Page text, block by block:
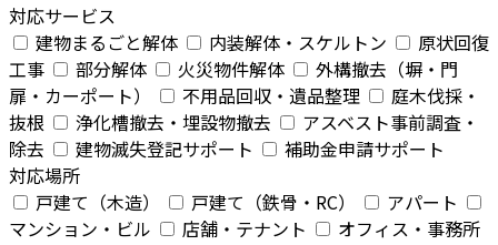
対応サービス
建物まるごと解体
内装解体・スケルトン
原状回復
工事
部分解体 火災物件解体
外構撤去（塀・門
扉・カーポート）
不用品回収・遺品整理
庭木伐採・
抜根
浄化槽撤去・埋設物撤去
アスベスト事前調査・
除去
建物滅失登記サポート
補助金申請サポート
対応場所
戸建て（木造）
戸建て（鉄骨・RC）
アパート
マンション・ビル
店舗・テナント
オフィス・事務所